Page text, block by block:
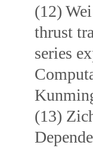
(12)
thrust
series
(13)